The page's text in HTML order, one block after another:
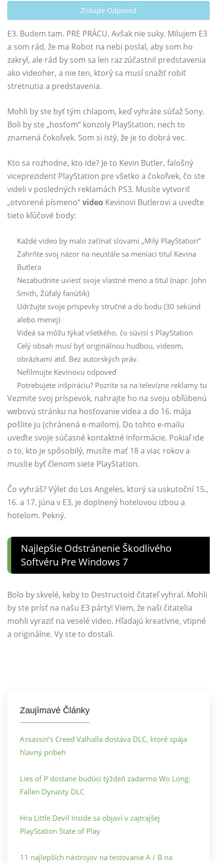
Získajte Odpoveď
E3. Budem tam. PRE PRÁCU. Avšak nie suky. Milujem E3
a som rád, že ma Robot na nebi poslal, aby som ho
zakryl, ale rád by som sa len raz zúčastnil predstavenia
ako videoher, a nie ten, ktorý sa musí snažiť robiť
stretnutia a predstavenia.
Mohli by ste byť tým chlapom, keď vyhráte súťaž Sony.
Boli by ste „hosťom“ konzoly PlayStation, nech to
znamená čokoľvek. Som si istý, že je to dobrá vec.
Kto sa rozhodne, kto ide? Je to Kevin Butler, falošný
viceprezident PlayStation pre všetko a čokoľvek, čo ste
videli v posledných reklamách PS3. Musíte vytvoriť
„otvorené písmeno“video Kevinovi Butlerovi a uveďte
tieto kľúčové body:
Každé video by malo začínať slovami „Milý PlayStation“
Zahrňte svoj názor na neustále sa meniaci titul Kevina
Butlera
Nezabudnite uviesť svoje vlastné meno a titul (napr. John
Smith, Zúfalý fanúšik)
Udržujte svoje príspevky stručné a do bodu (30 sekúnd
alebo menej)
Videá sa môžu týkať všetkého, čo súvisí s PlayStation
Celý obsah musí byť originálnou hudbou, videom,
obrázkami atď. Bez autorských práv.
Nefilmujte Kevinovu odpoveď
Potrebujete inšpiráciu? Pozrite sa na televízne reklamy tu
Vezmite svoj príspevok, nahrajte ho na svoju obľúbenú
webovú stránku na hosťovanie videa a do 16. mája
pošlite ju (chránená e-mailom). Do tohto e-mailu
uveďte svoje súčasné kontaktné informácie. Pokiaľ ide
o to, kto je spôsobilý, musíte mať 18 a viac rokov a
musíte byť členom siete PlayStation.
Čo vyhráš? Výlet do Los Angeles, ktorý sa uskutoční 15.,
16. a 17. júna v E3, je doplnený hotelovou izbou a
hotelom. Pekný.
Najlepšie Odstránenie Škodlivého
Softvéru Pre Windows 7
Bolo by skvelé, keby to Destructoid čitateľ vyhral. Mohli
by ste prísť na našu E3 párty! Viem, že naši čitatelia
mohli vyraziť na veselé video. Hľadajú kreatívne, vtipné
a originálne. Vy ste to dostali.
Zaujímavé Články
Assassin’s Creed Valhalla dostáva DLC, ktoré spája
hlavný príbeh
Lies of P dostane budúci týždeň zadarmo Wo Long:
Fallen Dynasty DLC
Hra Little Devil Inside sa objaví v zajtrajšej
PlayStation State of Play
11 najlepších nástrojov na testovanie A / B na